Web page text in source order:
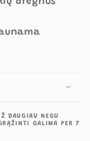
DAUGIAU NEGU
GALIMA PER 7